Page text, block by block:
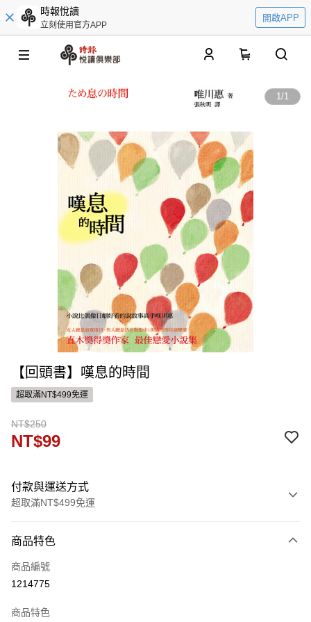
時報悅讀
立刻使用官方APP
開啟APP
1/1
【回頭書】嘆息的時間
超取滿NT$499免運
NT$250
NT$99
付款與運送方式
超取滿NT$499免運
信用卡一次付款
ATM付款
運送方式
商品特色
商品編號
1214775
商品特色